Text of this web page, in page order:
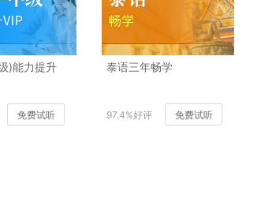
)能力提升
免费试听
泰语三年畅学
97.4%好评 免费试听